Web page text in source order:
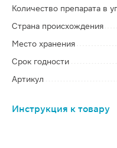
Количество препарата в
Страна происхождения
Место хранения
Срок годности
Артикул
Инструкция к товару